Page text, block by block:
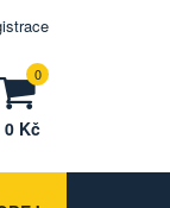
0
0 Kč